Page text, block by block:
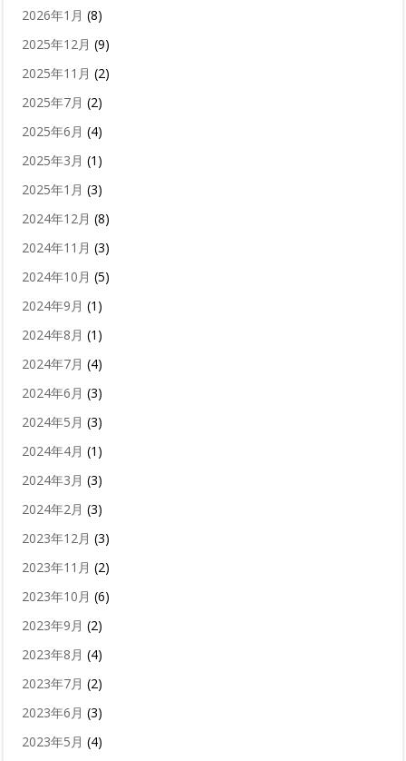
2026年1月 (8)
2025年12月 (9)
2025年11月 (2)
2025年7月 (2)
2025年6月 (4)
2025年3月 (1)
2025年1月 (3)
2024年12月 (8)
2024年11月 (3)
2024年10月 (5)
2024年9月 (1)
2024年8月 (1)
2024年7月 (4)
2024年6月 (3)
2024年5月 (3)
2024年4月 (1)
2024年3月 (3)
2024年2月 (3)
2023年12月 (3)
2023年11月 (2)
2023年10月 (6)
2023年9月 (2)
2023年8月 (4)
2023年7月 (2)
2023年6月 (3)
2023年5月 (4)